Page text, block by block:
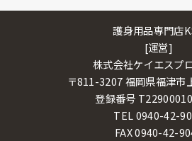
護身用品専門店
[運営]
株式会社ケイエスプ
〒811-3207 福岡県福津市
登録番号
TEL 0940-42-
FAX 0940-42-